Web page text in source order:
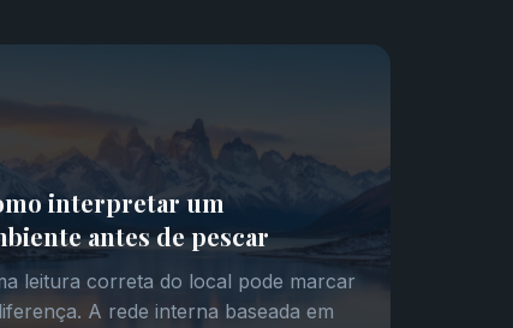
interpretar um
antes de pescar
leitura correta do local pode marcar
A rede interna baseada em